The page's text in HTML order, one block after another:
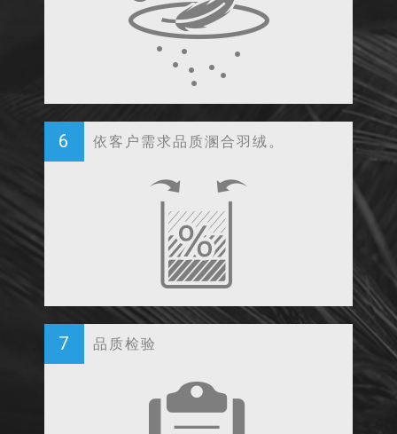
6 依客户需求品质溷合羽绒。
7 品质检验